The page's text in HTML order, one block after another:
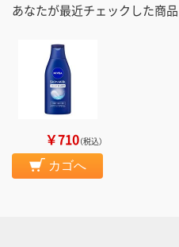
あなたが最近チェックした商品
￥710（税込）
カゴへ